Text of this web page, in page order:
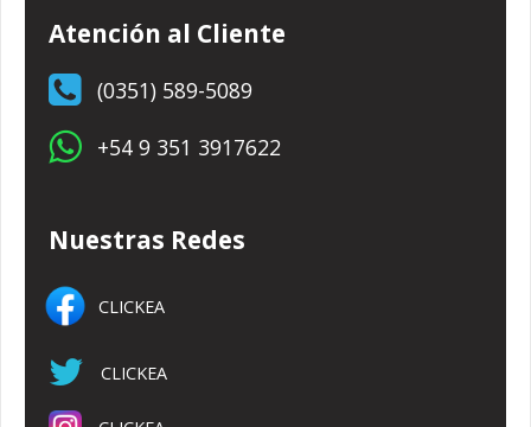
Atención al Cliente
(0351) 589-5089
+54 9 351 3917622
Nuestras Redes
CLICKEA
CLICKEA